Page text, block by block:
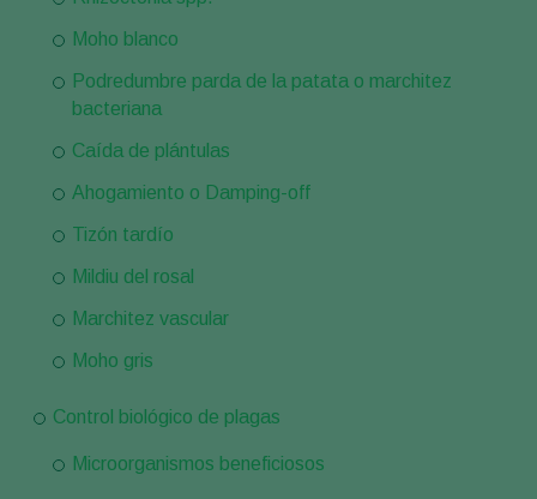
Moho blanco
Podredumbre parda de la patata o marchitez
bacteriana
Caída de plántulas
Ahogamiento o Damping-off
Tizón tardío
Mildiu del rosal
Marchitez vascular
Moho gris
Control biológico de plagas
Microorganismos beneficiosos